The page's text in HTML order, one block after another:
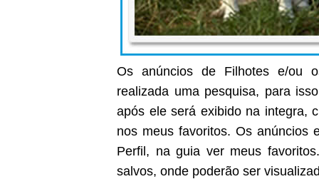
Os anúncios de Filhotes e/ou
realizada uma pesquisa, para
após ele será exibido na integra,
nos meus favoritos. Os
Perfil, na guia ver meus
salvos, onde poderão ser